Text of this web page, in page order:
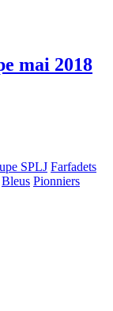
mai 2018
SPLJ Farfadets
Bleus Pionniers